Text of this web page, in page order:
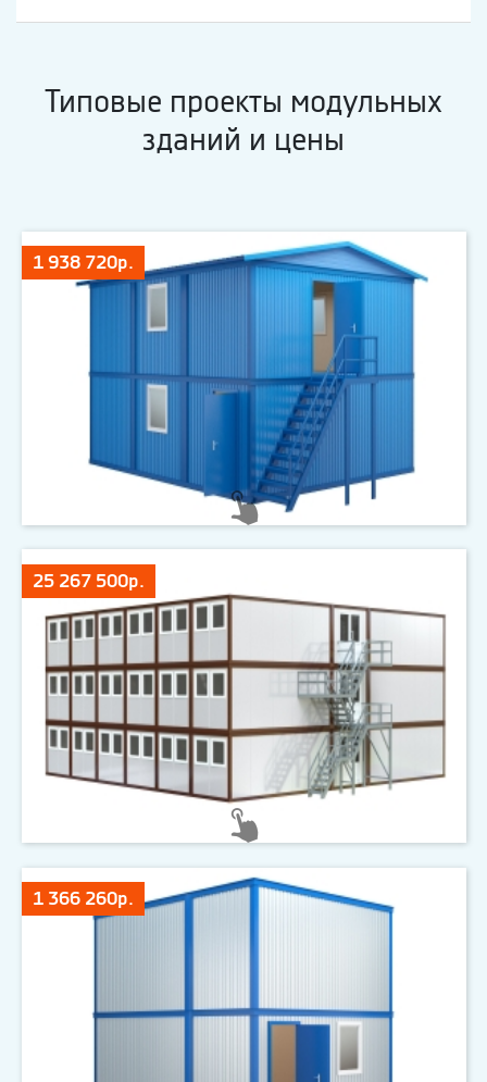
Типовые проекты модульных
зданий и цены
1 938 720р.
25 267 500р.
1 366 260р.